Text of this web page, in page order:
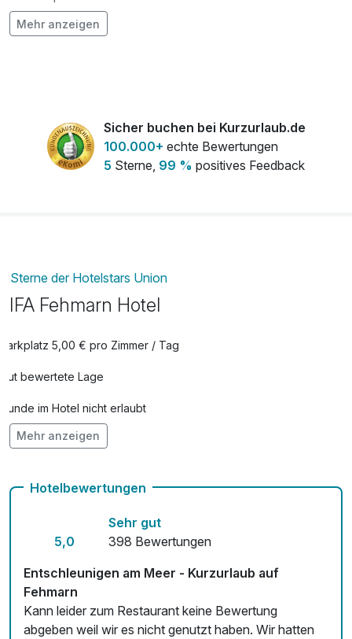
Abendbuffet - ab 15 Jahre
Abendbuffet Kind - 3 bis 10 Jahre 13,50 €
pro Person
Mehr anzeigen
Sicher buchen bei Kurzurlaub.de
100.000+ echte Bewertungen
5 Sterne, 99 % positives Feedback
Sterne der Hotelstars Union
IFA Fehmarn Hotel
Parkplatz 5,00 € pro Zimmer / Tag
Gut bewertete Lage
Hunde im Hotel nicht erlaubt
Mit Hotelbar
Mehr anzeigen
Hotelbewertungen
5,0
Sehr gut
398 Bewertungen
Entschleunigen am Meer - Kurzurlaub auf
Fehmarn
Kann leider zum Restaurant keine Bewertung
abgeben weil wir es nicht genutzt haben. Wir hatten